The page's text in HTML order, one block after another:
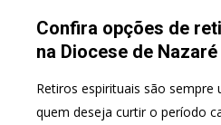
Confira opções de
na Diocese de Nazaré
Retiros espirituais são sempre
quem deseja curtir o período